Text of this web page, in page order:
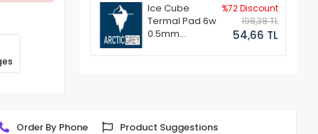
Ice Cube
Termal Pad 6w
0.5mm
%72 Discount
198,38 TL
54,66 TL
Order By Phone Product Suggestions